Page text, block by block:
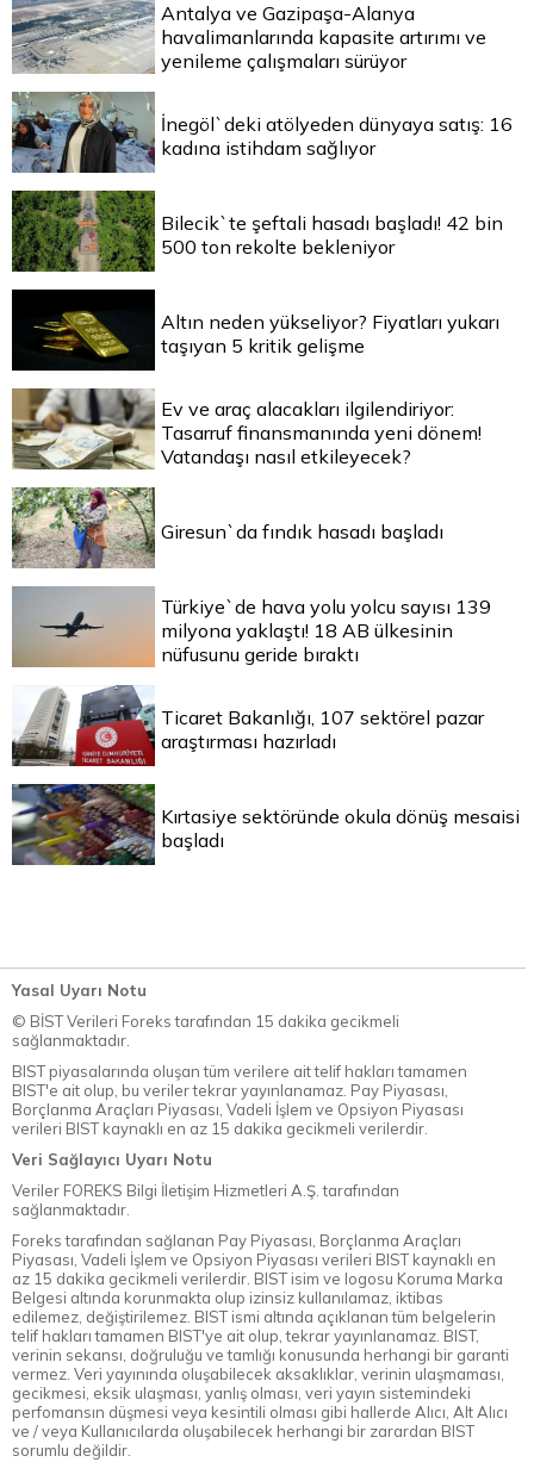
Antalya ve Gazipaşa-Alanya
havalimanlarında kapasite artırımı ve
yenileme çalışmaları sürüyor
İnegöl`deki atölyeden dünyaya satış: 16
kadına istihdam sağlıyor
Bilecik`te şeftali hasadı başladı! 42 bin
500 ton rekolte bekleniyor
Altın neden yükseliyor? Fiyatları yukarı
taşıyan 5 kritik gelişme
Ev ve araç alacakları ilgilendiriyor:
Tasarruf finansmanında yeni dönem!
Vatandaşı nasıl etkileyecek?
Giresun`da fındık hasadı başladı
Türkiye`de hava yolu yolcu sayısı 139
milyona yaklaştı! 18 AB ülkesinin
nüfusunu geride bıraktı
Ticaret Bakanlığı, 107 sektörel pazar
araştırması hazırladı
Kırtasiye sektöründe okula dönüş mesaisi
başladı
Yasal Uyarı Notu
© BİST Verileri Foreks tarafından 15 dakika gecikmeli
sağlanmaktadır.
BIST piyasalarında oluşan tüm verilere ait telif hakları tamamen
BIST'e ait olup, bu veriler tekrar yayınlanamaz. Pay Piyasası,
Borçlanma Araçları Piyasası, Vadeli İşlem ve Opsiyon Piyasası
verileri BIST kaynaklı en az 15 dakika gecikmeli verilerdir.
Veri Sağlayıcı Uyarı Notu
Veriler FOREKS Bilgi İletişim Hizmetleri A.Ş. tarafından
sağlanmaktadır.
Foreks tarafından sağlanan Pay Piyasası, Borçlanma Araçları
Piyasası, Vadeli İşlem ve Opsiyon Piyasası verileri BIST kaynaklı en
az 15 dakika gecikmeli verilerdir. BIST isim ve logosu Koruma Marka
Belgesi altında korunmakta olup izinsiz kullanılamaz, iktibas
edilemez, değiştirilemez. BIST ismi altında açıklanan tüm belgelerin
telif hakları tamamen BIST'ye ait olup, tekrar yayınlanamaz. BIST,
verinin sekansı, doğruluğu ve tamlığı konusunda herhangi bir garanti
vermez. Veri yayınında oluşabilecek aksaklıklar, verinin ulaşmaması,
gecikmesi, eksik ulaşması, yanlış olması, veri yayın sistemindeki
perfomansın düşmesi veya kesintili olması gibi hallerde Alıcı, Alt Alıcı
ve / veya Kullanıcılarda oluşabilecek herhangi bir zarardan BIST
sorumlu değildir.